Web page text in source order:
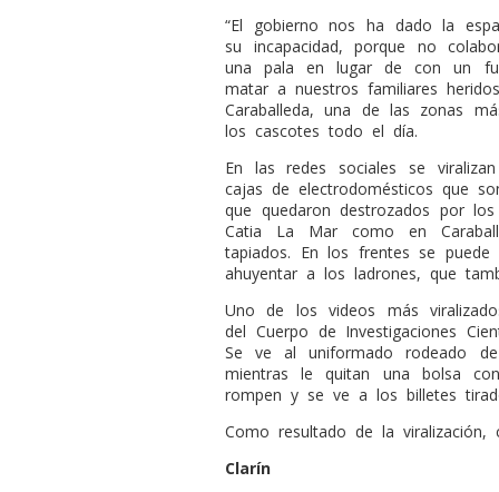
“El gobierno nos ha dado la
su incapacidad, porque no
una pala en lugar de con un
matar a nuestros familiares
Caraballeda, una de las zonas
los cascotes todo el día.
En las redes sociales se
cajas de electrodomésticos que
que quedaron destrozados por
Catia La Mar como en
tapiados. En los frentes se puede
ahuyentar a los ladrones, que
Uno de los videos más
del Cuerpo de Investigaciones
Se ve al uniformado rodeado de
mientras le quitan una bolsa
rompen y se ve a los billetes
Como resultado de la viralización,
Clarín